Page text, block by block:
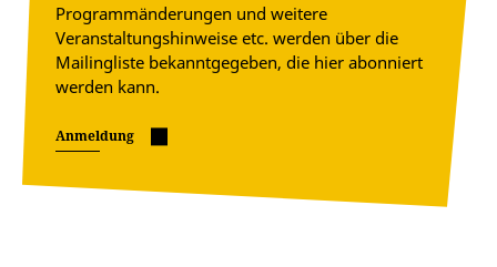
Programmänderungen und weitere
Veranstaltungshinweise etc. werden über die
Mailingliste bekanntgegeben, die hier abonniert
werden kann.
Anmeldung